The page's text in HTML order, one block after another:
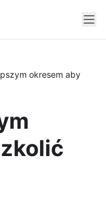
okresem aby